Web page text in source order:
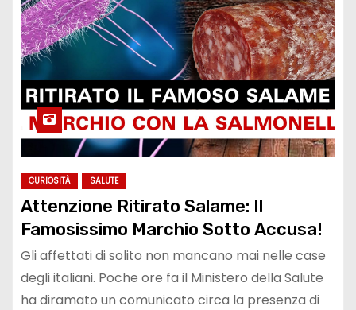
CURIOSITÀ SALUTE
Attenzione Ritirato Salame: Il
Famosissimo Marchio Sotto Accusa!
Gli affettati di solito non mancano mai nelle case
degli italiani. Poche ore fa il Ministero della Salute
ha diramato un comunicato circa la presenza di